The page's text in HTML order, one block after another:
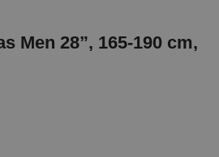
Men 28”, 165-190 cm,